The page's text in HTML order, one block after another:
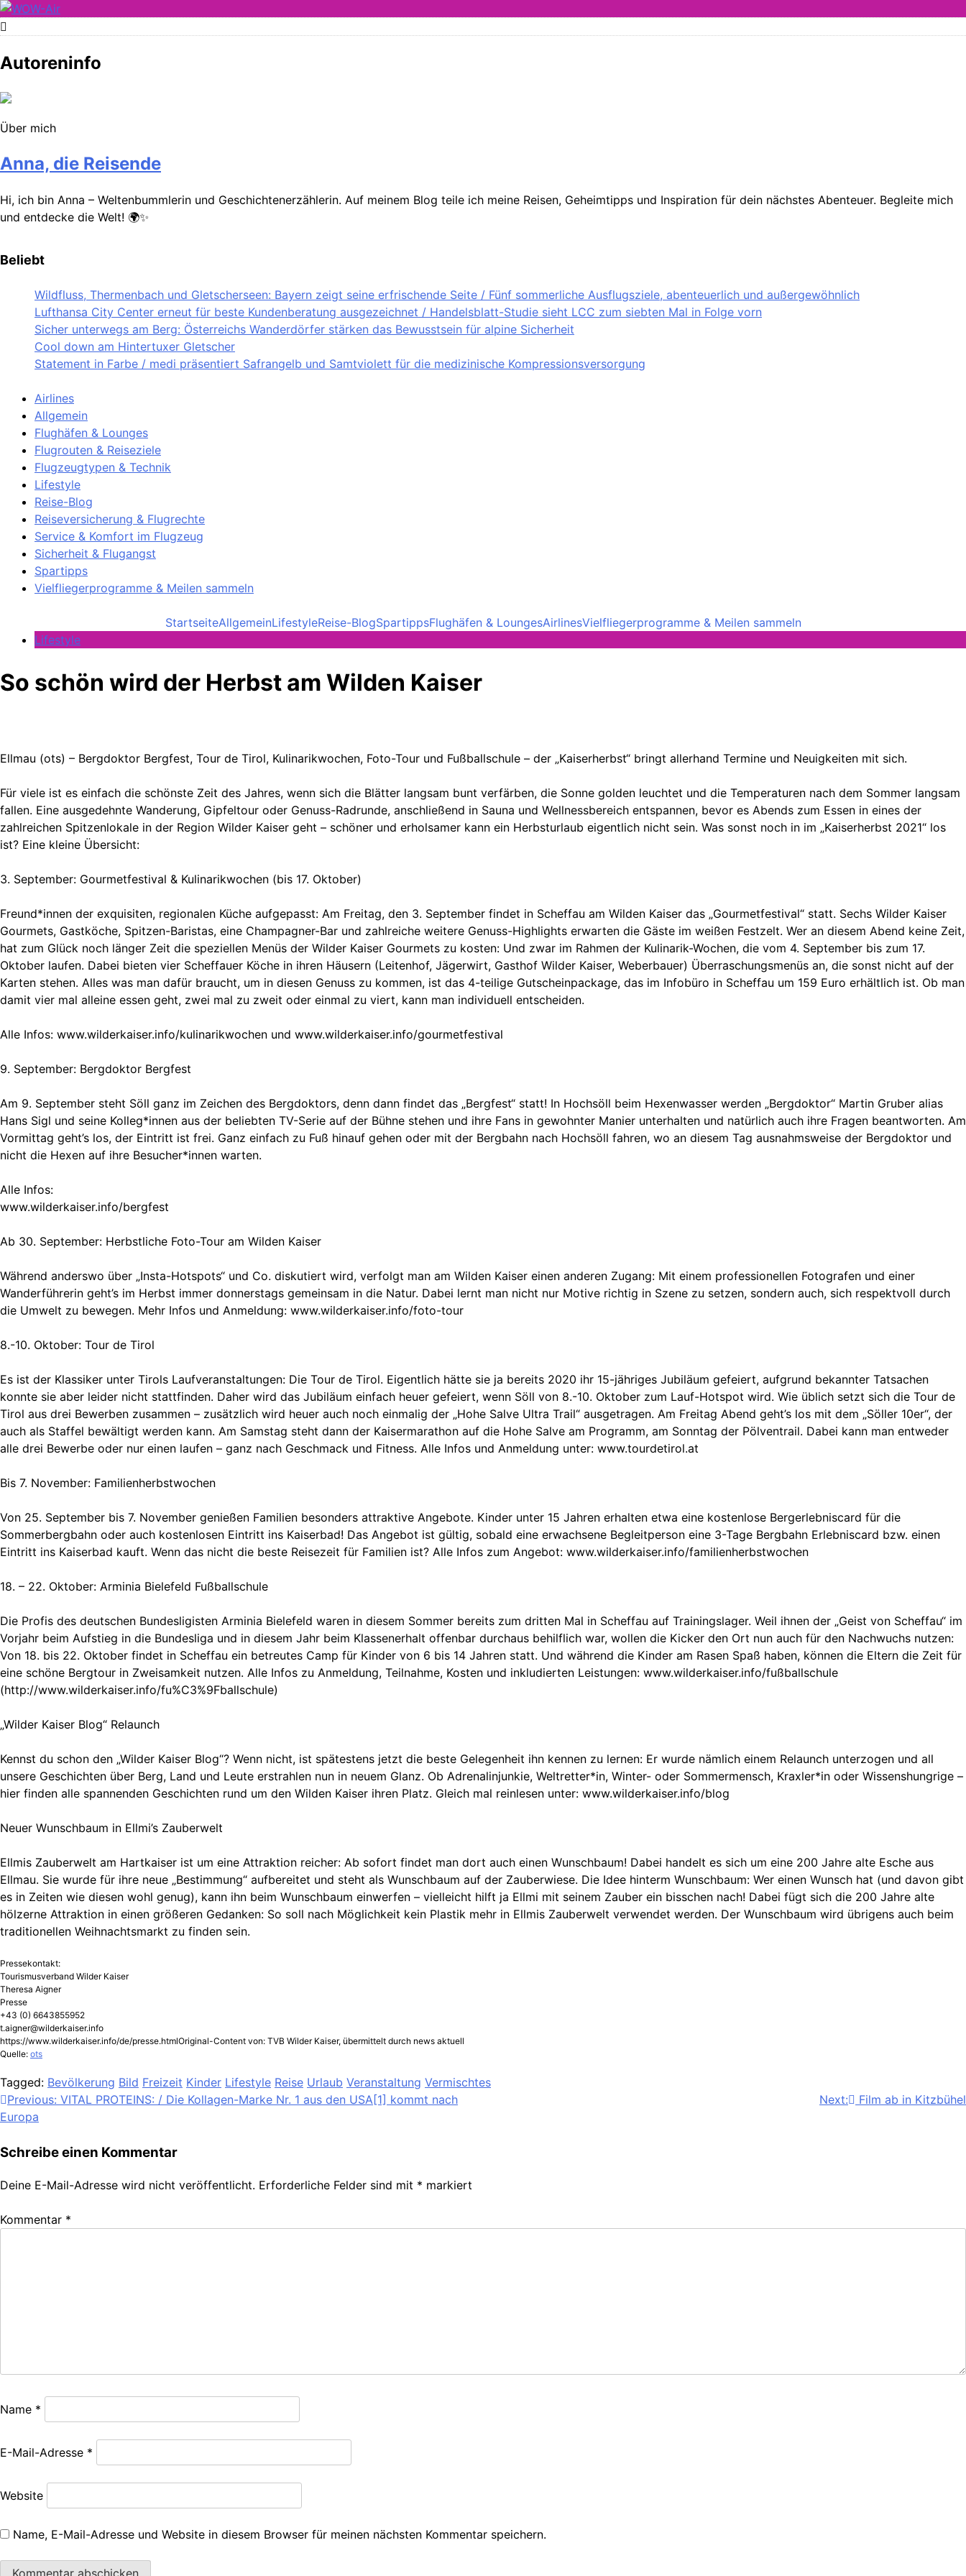
Skip
to
WOW-Air
Autoreninfo
Über mich
Anna, die Reisende
Hi, ich bin Anna – Weltenbummlerin und Geschichtenerzählerin. Auf meinem Blog teile ich meine Reisen, Geheimtipps und Inspiration für dein nächstes Abenteuer. Begleite mich
und entdecke die Welt! 🌍✨
Beliebt
Wildfluss, Thermenbach und Gletscherseen: Bayern zeigt seine erfrischende Seite / Fünf sommerliche Ausflugsziele, abenteuerlich und außergewöhnlich
Lufthansa City Center erneut für beste Kundenberatung ausgezeichnet / Handelsblatt-Studie sieht LCC zum siebten Mal in Folge vorn
Sicher unterwegs am Berg: Österreichs Wanderdörfer stärken das Bewusstsein für alpine Sicherheit
Cool down am Hintertuxer Gletscher
Statement in Farbe / medi präsentiert Safrangelb und Samtviolett für die medizinische Kompressionsversorgung
Airlines
Allgemein
Flughäfen & Lounges
Flugrouten & Reiseziele
Flugzeugtypen & Technik
Lifestyle
Reise-Blog
Reiseversicherung & Flugrechte
Service & Komfort im Flugzeug
Sicherheit & Flugangst
Spartipps
Vielfliegerprogramme & Meilen sammeln
StartseiteAllgemeinLifestyleReise-BlogSpartippsFlughäfen & LoungesAirlinesVielfliegerprogramme & Meilen sammeln
Lifestyle
So schön wird der Herbst am Wilden Kaiser
Ellmau (ots) – Bergdoktor Bergfest, Tour de Tirol, Kulinarikwochen, Foto-Tour und Fußballschule – der „Kaiserherbst“ bringt allerhand Termine und Neuigkeiten mit sich.
Für viele ist es einfach die schönste Zeit des Jahres, wenn sich die Blätter langsam bunt verfärben, die Sonne golden leuchtet und die Temperaturen nach dem Sommer langsam
fallen. Eine ausgedehnte Wanderung, Gipfeltour oder Genuss-Radrunde, anschließend in Sauna und Wellnessbereich entspannen, bevor es Abends zum Essen in eines der
zahlreichen Spitzenlokale in der Region Wilder Kaiser geht – schöner und erholsamer kann ein Herbsturlaub eigentlich nicht sein. Was sonst noch in im „Kaiserherbst 2021“ los
ist? Eine kleine Übersicht:
3. September: Gourmetfestival & Kulinarikwochen (bis 17. Oktober)
Freund*innen der exquisiten, regionalen Küche aufgepasst: Am Freitag, den 3. September findet in Scheffau am Wilden Kaiser das „Gourmetfestival“ statt. Sechs Wilder Kaiser
Gourmets, Gastköche, Spitzen-Baristas, eine Champagner-Bar und zahlreiche weitere Genuss-Highlights erwarten die Gäste im weißen Festzelt. Wer an diesem Abend keine Zeit,
hat zum Glück noch länger Zeit die speziellen Menüs der Wilder Kaiser Gourmets zu kosten: Und zwar im Rahmen der Kulinarik-Wochen, die vom 4. September bis zum 17.
Oktober laufen. Dabei bieten vier Scheffauer Köche in ihren Häusern (Leitenhof, Jägerwirt, Gasthof Wilder Kaiser, Weberbauer) Überraschungsmenüs an, die sonst nicht auf der
Karten stehen. Alles was man dafür braucht, um in diesen Genuss zu kommen, ist das 4-teilige Gutscheinpackage, das im Infobüro in Scheffau um 159 Euro erhältlich ist. Ob man
damit vier mal alleine essen geht, zwei mal zu zweit oder einmal zu viert, kann man individuell entscheiden.
Alle Infos: www.wilderkaiser.info/kulinarikwochen und www.wilderkaiser.info/gourmetfestival
9. September: Bergdoktor Bergfest
Am 9. September steht Söll ganz im Zeichen des Bergdoktors, denn dann findet das „Bergfest“ statt! In Hochsöll beim Hexenwasser werden „Bergdoktor“ Martin Gruber alias
Hans Sigl und seine Kolleg*innen aus der beliebten TV-Serie auf der Bühne stehen und ihre Fans in gewohnter Manier unterhalten und natürlich auch ihre Fragen beantworten. Am
Vormittag geht’s los, der Eintritt ist frei. Ganz einfach zu Fuß hinauf gehen oder mit der Bergbahn nach Hochsöll fahren, wo an diesem Tag ausnahmsweise der Bergdoktor und
nicht die Hexen auf ihre Besucher*innen warten.
Alle Infos:
www.wilderkaiser.info/bergfest
Ab 30. September: Herbstliche Foto-Tour am Wilden Kaiser
Während anderswo über „Insta-Hotspots“ und Co. diskutiert wird, verfolgt man am Wilden Kaiser einen anderen Zugang: Mit einem professionellen Fotografen und einer
Wanderführerin geht’s im Herbst immer donnerstags gemeinsam in die Natur. Dabei lernt man nicht nur Motive richtig in Szene zu setzen, sondern auch, sich respektvoll durch
die Umwelt zu bewegen. Mehr Infos und Anmeldung: www.wilderkaiser.info/foto-tour
8.-10. Oktober: Tour de Tirol
Es ist der Klassiker unter Tirols Laufveranstaltungen: Die Tour de Tirol. Eigentlich hätte sie ja bereits 2020 ihr 15-jähriges Jubiläum gefeiert, aufgrund bekannter Tatsachen
konnte sie aber leider nicht stattfinden. Daher wird das Jubiläum einfach heuer gefeiert, wenn Söll von 8.-10. Oktober zum Lauf-Hotspot wird. Wie üblich setzt sich die Tour de
Tirol aus drei Bewerben zusammen – zusätzlich wird heuer auch noch einmalig der „Hohe Salve Ultra Trail“ ausgetragen. Am Freitag Abend geht’s los mit dem „Söller 10er“, der
auch als Staffel bewältigt werden kann. Am Samstag steht dann der Kaisermarathon auf die Hohe Salve am Programm, am Sonntag der Pölventrail. Dabei kann man entweder
alle drei Bewerbe oder nur einen laufen – ganz nach Geschmack und Fitness. Alle Infos und Anmeldung unter: www.tourdetirol.at
Bis 7. November: Familienherbstwochen
Von 25. September bis 7. November genießen Familien besonders attraktive Angebote. Kinder unter 15 Jahren erhalten etwa eine kostenlose Bergerlebniscard für die
Sommerbergbahn oder auch kostenlosen Eintritt ins Kaiserbad! Das Angebot ist gültig, sobald eine erwachsene Begleitperson eine 3-Tage Bergbahn Erlebniscard bzw. einen
Eintritt ins Kaiserbad kauft. Wenn das nicht die beste Reisezeit für Familien ist? Alle Infos zum Angebot: www.wilderkaiser.info/familienherbstwochen
18. – 22. Oktober: Arminia Bielefeld Fußballschule
Die Profis des deutschen Bundesligisten Arminia Bielefeld waren in diesem Sommer bereits zum dritten Mal in Scheffau auf Trainingslager. Weil ihnen der „Geist von Scheffau“ im
Vorjahr beim Aufstieg in die Bundesliga und in diesem Jahr beim Klassenerhalt offenbar durchaus behilflich war, wollen die Kicker den Ort nun auch für den Nachwuchs nutzen:
Von 18. bis 22. Oktober findet in Scheffau ein betreutes Camp für Kinder von 6 bis 14 Jahren statt. Und während die Kinder am Rasen Spaß haben, können die Eltern die Zeit für
eine schöne Bergtour in Zweisamkeit nutzen. Alle Infos zu Anmeldung, Teilnahme, Kosten und inkludierten Leistungen: www.wilderkaiser.info/fußballschule
(http://www.wilderkaiser.info/fu%C3%9Fballschule)
„Wilder Kaiser Blog“ Relaunch
Kennst du schon den „Wilder Kaiser Blog“? Wenn nicht, ist spätestens jetzt die beste Gelegenheit ihn kennen zu lernen: Er wurde nämlich einem Relaunch unterzogen und all
unsere Geschichten über Berg, Land und Leute erstrahlen nun in neuem Glanz. Ob Adrenalinjunkie, Weltretter*in, Winter- oder Sommermensch, Kraxler*in oder Wissenshungrige –
hier finden alle spannenden Geschichten rund um den Wilden Kaiser ihren Platz. Gleich mal reinlesen unter: www.wilderkaiser.info/blog
Neuer Wunschbaum in Ellmi’s Zauberwelt
Ellmis Zauberwelt am Hartkaiser ist um eine Attraktion reicher: Ab sofort findet man dort auch einen Wunschbaum! Dabei handelt es sich um eine 200 Jahre alte Esche aus
Ellmau. Sie wurde für ihre neue „Bestimmung“ aufbereitet und steht als Wunschbaum auf der Zauberwiese. Die Idee hinterm Wunschbaum: Wer einen Wunsch hat (und davon gibt
es in Zeiten wie diesen wohl genug), kann ihn beim Wunschbaum einwerfen – vielleicht hilft ja Ellmi mit seinem Zauber ein bisschen nach! Dabei fügt sich die 200 Jahre alte
hölzerne Attraktion in einen größeren Gedanken: So soll nach Möglichkeit kein Plastik mehr in Ellmis Zauberwelt verwendet werden. Der Wunschbaum wird übrigens auch beim
traditionellen Weihnachtsmarkt zu finden sein.
Pressekontakt:
Tourismusverband Wilder Kaiser
Theresa Aigner
Presse
+43 (0) 6643855952
t.aigner@wilderkaiser.info
https://www.wilderkaiser.info/de/presse.htmlOriginal-Content von: TVB Wilder Kaiser, übermittelt durch news aktuell
Quelle: ots
Tagged: Bevölkerung Bild Freizeit Kinder Lifestyle Reise Urlaub Veranstaltung Vermischtes
Beitragsnavigation
Previous: VITAL PROTEINS: / Die Kollagen-Marke Nr. 1 aus den USA[1] kommt nach
Europa
Next: Film ab in Kitzbühel
Schreibe einen Kommentar
Deine E-Mail-Adresse wird nicht veröffentlicht. Erforderliche Felder sind mit * markiert
Kommentar *
Name *
E-Mail-Adresse *
Website
Name, E-Mail-Adresse und Website in diesem Browser für meinen nächsten Kommentar speichern.